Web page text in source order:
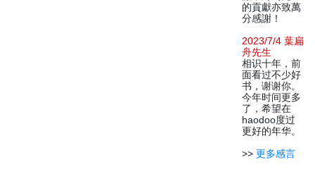
的貢獻亦致萬
分感謝！
2023/7/4 葉扁
舟先生
相识十年，前
面看过不少好
书，谢谢你。
今年时间更多
了，希望在
haodoo度过
更好的年华。
>> 更多感言